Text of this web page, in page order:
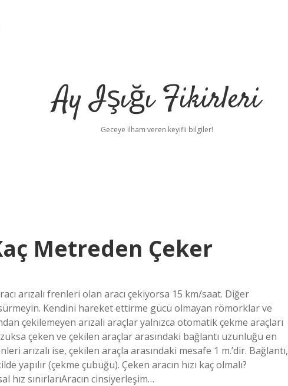
Ay Işığı Fikirleri
Geceye ilham veren keyifli bilgiler!
Metreden Çeker
arızalı frenleri olan aracı çekiyorsa 15 km/saat. Diğer
sürmeyin. Kendini hareket ettirme gücü olmayan römorklar ve
çekilemeyen arızalı araçlar yalnızca otomatik çekme araçları
çeken ve çekilen araçlar arasındaki bağlantı uzunluğu en
arızalı ise, çekilen araçla arasındaki mesafe 1 m.’dir. Bağlantı,
yapılır (çekme çubuğu). Çeken aracın hızı kaç olmalı?
hız sınırlarıAracın cinsiyerleşim…